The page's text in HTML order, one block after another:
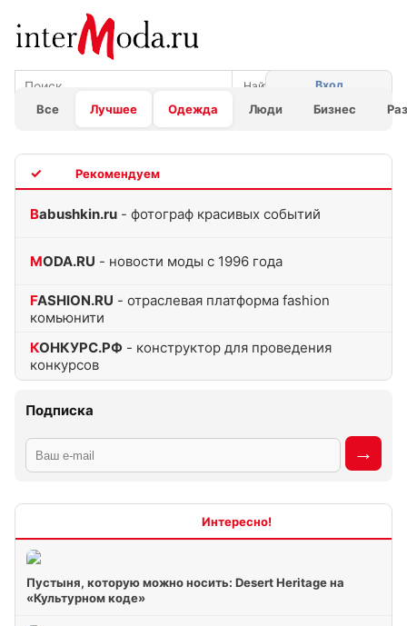
Все Лучшее Одежда Люди Бизнес
Вход
Babushkin.ru - фотограф красивых событий
MODA.RU - новости моды с 1996 года
FASHION.RU - отраслевая платформа fashion
комьюнити
КОНКУРС.РФ - конструктор для проведения
конкурсов
Подписка
Пустыня, которую можно носить: Desert Heritage на
«Культурном коде»